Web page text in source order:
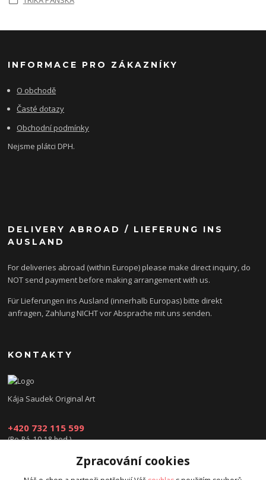
INFORMACE PRO ZÁKAZNÍKY
O obchodě
Časté dotazy
Obchodní podmínky
Nejsme plátci DPH.
DELIVERY ABROAD / LIEFERUNG INS
AUSLAND
For deliveries abroad (within Europe) please make direct inquiry, do
NOT send payment before making arrangement with us.
Für Lieferungen ins Ausland (innerhalb Europas) bitte direkt
anfragen, Zahlung NICHT vor Absprache mit uns senden.
KONTAKTY
Kája Saudek Original Art
+420 732 115 599
(Po-Pá, 10-18 hod.)
obchod@kajasaudek.cz
Zpracování cookies